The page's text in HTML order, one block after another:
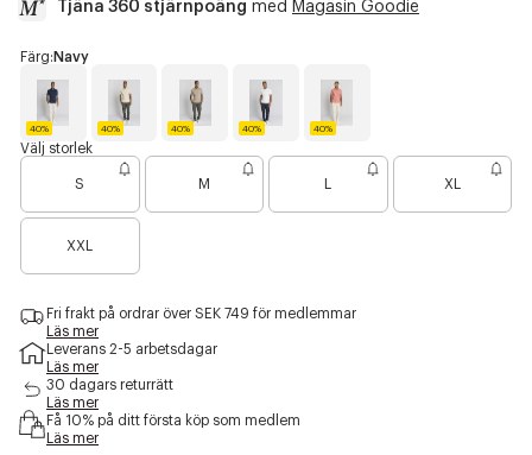
sida.
Tjäna 360 stjärnpoäng med Magasin Goodie
a
e
s
s
b
i
y
v
a
i
Färg: Navy
40%
N
a
40%
i
t
40%
r
e
n
40%
h
e
40%
u
y
Välj storlek
S M XL
XXL
r
n
r
f
Fri frakt på ordrar över SEK 749 för medlemmar
Läs mer
Leverans 2-5 arbetsdagar
Läs mer
30 dagars returrätt
Läs mer
Få 10% på ditt första köp som medlem
Läs mer